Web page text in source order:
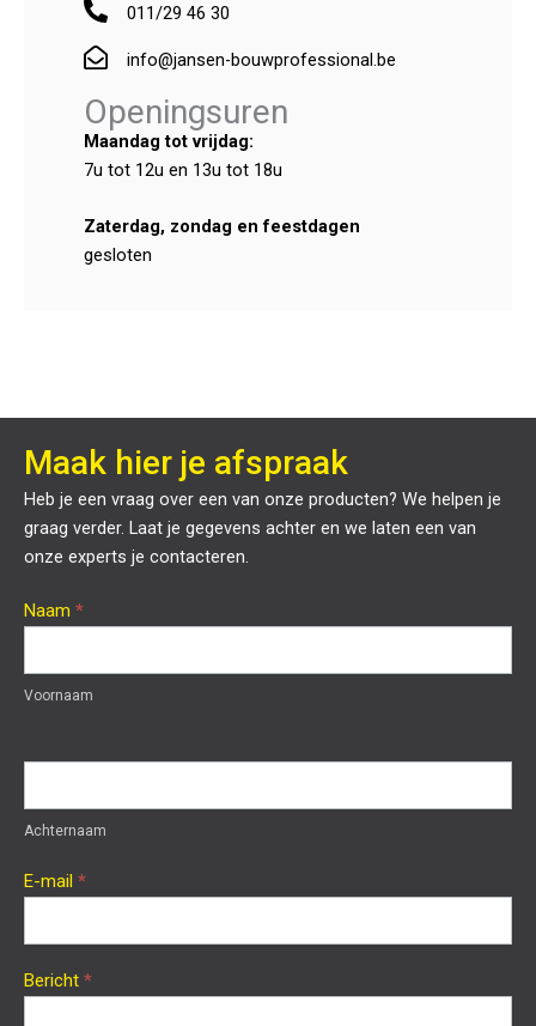
011/29 46 30
info@jansen-bouwprofessional.be
Openingsuren
Maandag tot vrijdag:
7u tot 12u en 13u tot 18u
Zaterdag, zondag en feestdagen
gesloten
Maak hier je afspraak
Heb je een vraag over een van onze producten? We helpen je
graag verder. Laat je gegevens achter en we laten een van
onze experts je contacteren.
Bouwprofessional
-
Naam *
Voornaam
Achternaam
E-mail *
Bericht *